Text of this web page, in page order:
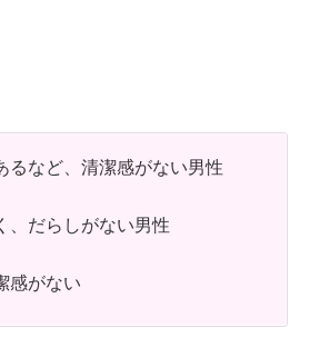
るなど、清潔感がない男性
、だらしがない男性
感がない